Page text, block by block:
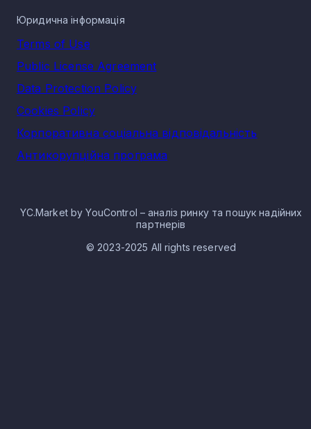
Юридична інформація
Terms of Use
Public License Agreement
Data Protection Policy
Cookies Policy
Корпоративна соціальна відповідальність
Антикорупційна програма
YC.Market by YouControl – аналіз ринку та пошук надійних
партнерів
© 2023-2025 All rights reserved